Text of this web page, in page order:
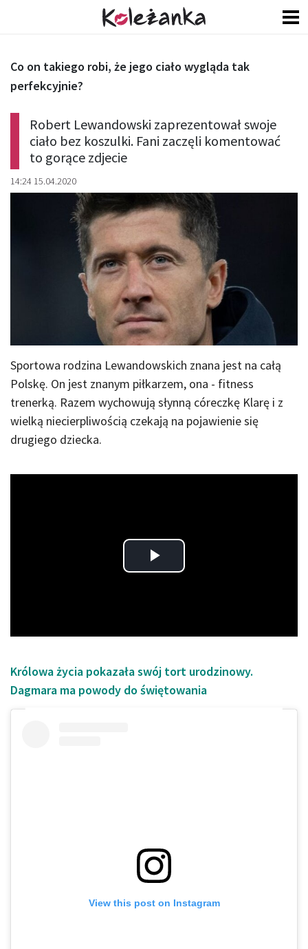
Robert Lewandowski zaprezentował swoje
ciało bez koszulki. Fani zaczęli komentować
to gorące zdjecie
14:24 15.04.2020
Co on takiego robi, że jego ciało wygląda tak
perfekcyjnie?
Sportowa rodzina Lewandowskich znana jest na całą
Polskę. On jest znanym piłkarzem, ona - fitness
trenerką. Razem wychowują słynną córeczkę Klarę i z
wielką niecierpliwością czekają na pojawienie się
drugiego dziecka.
Play
Królowa życia pokazała swój tort urodzinowy.
Dagmara ma powody do świętowania
View this post on Instagram